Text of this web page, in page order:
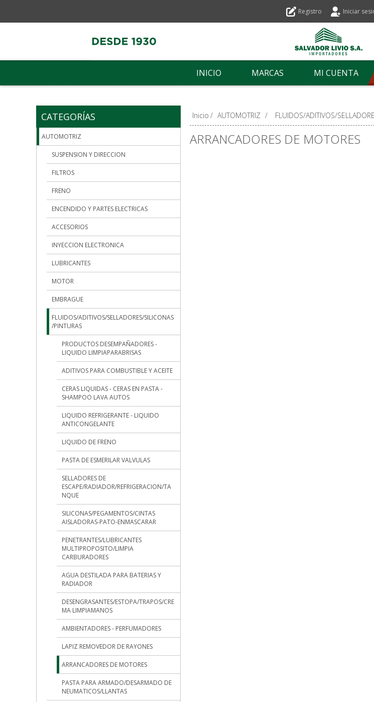
Registro Iniciar
INICIO MARCAS MI CUENTA
Inicio / AUTOMOTRIZ / FLUIDOS/ADITIVOS/
ARRANCADORES DE MOTORES
CATEGORÍAS
AUTOMOTRIZ
SUSPENSION Y DIRECCION
FILTROS
FRENO
ENCENDIDO Y PARTES ELECTRICAS
ACCESORIOS
INYECCION ELECTRONICA
LUBRICANTES
MOTOR
EMBRAGUE
FLUIDOS/ADITIVOS/SELLADORES/SILICONAS
/PINTURAS
PRODUCTOS DESEMPAÑADORES -
LIQUIDO LIMPIAPARABRISAS
ADITIVOS PARA COMBUSTIBLE Y ACEITE
CERAS LIQUIDAS - CERAS EN PASTA -
SHAMPOO LAVA AUTOS
LIQUIDO REFRIGERANTE - LIQUIDO
ANTICONGELANTE
LIQUIDO DE FRENO
PASTA DE ESMERILAR VALVULAS
SELLADORES DE
ESCAPE/RADIADOR/REFRIGERACION/TA
NQUE
SILICONAS/PEGAMENTOS/CINTAS
AISLADORAS-PATO-ENMASCARAR
PENETRANTES/LUBRICANTES
MULTIPROPOSITO/LIMPIA
CARBURADORES
AGUA DESTILADA PARA BATERIAS Y
RADIADOR
DESENGRASANTES/ESTOPA/TRAPOS/CRE
MA LIMPIAMANOS
AMBIENTADORES - PERFUMADORES
LAPIZ REMOVEDOR DE RAYONES
ARRANCADORES DE MOTORES
PASTA PARA ARMADO/DESARMADO DE
NEUMATICOS/LLANTAS